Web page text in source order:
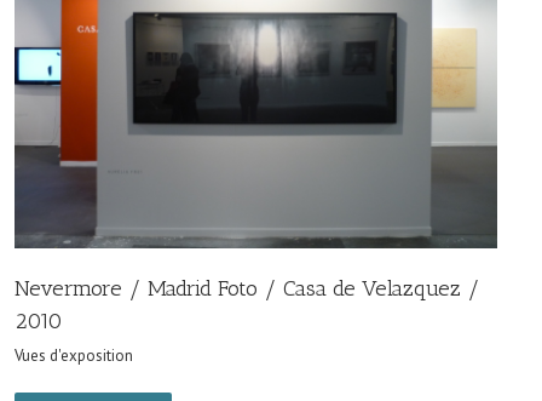
Nevermore / Madrid Foto / Casa de Velazquez /
2010
Vues d'exposition